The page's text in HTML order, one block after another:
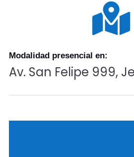

Modalidad presencial en:
Av. San Felipe 999,